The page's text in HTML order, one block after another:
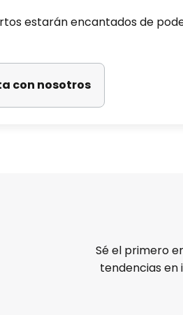
estarán encantados de
con nosotros
Sé el primero
tendencias en